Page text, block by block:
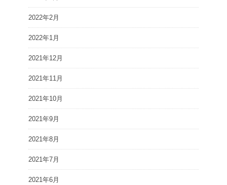
2022年2月
2022年1月
2021年12月
2021年11月
2021年10月
2021年9月
2021年8月
2021年7月
2021年6月